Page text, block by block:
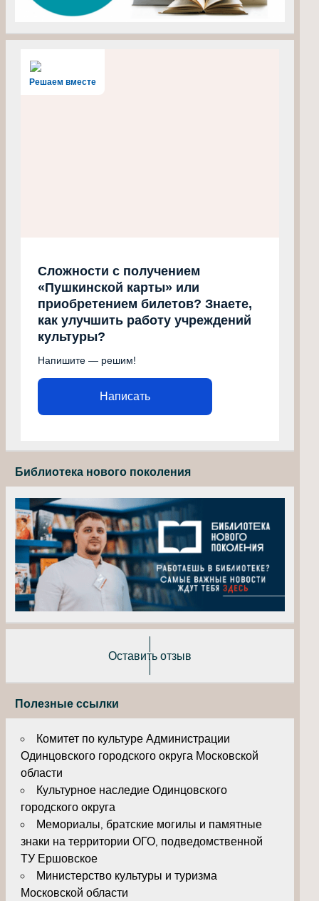
Решаем вместе
Сложности с получением
«Пушкинской карты» или
приобретением билетов? Знаете,
как улучшить работу учреждений
культуры?
Напишите — решим!
Написать
Библиотека нового поколения
Оставить отзыв
Полезные ссылки
Комитет по культуре Администрации
Одинцовского городского округа Московской
области
Культурное наследие Одинцовского
городского округа
Мемориалы, братские могилы и памятные
знаки на территории ОГО, подведомственной
ТУ Ершовское
Министерство культуры и туризма
Московской области